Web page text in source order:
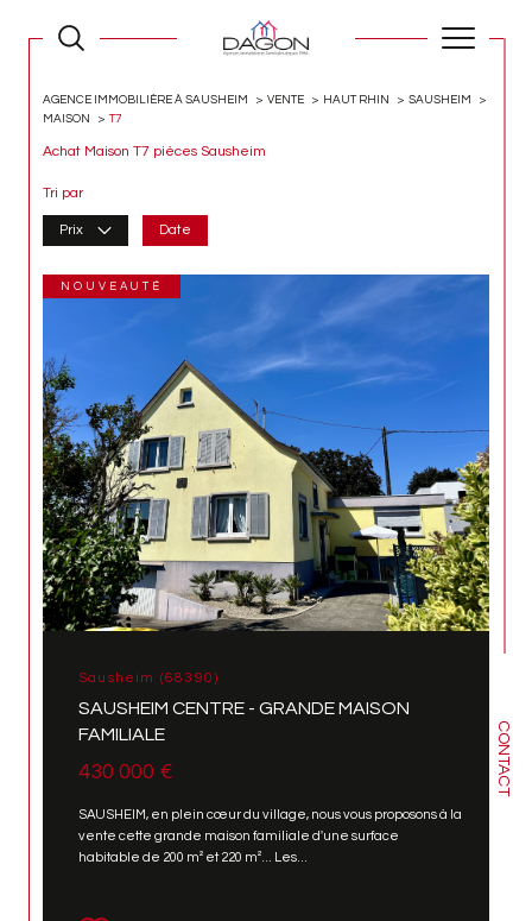
CONTACT
AGENCE IMMOBILIÈRE À SAUSHEIM VENTE HAUT RHIN
SAUSHEIM
MAISON
T7
Achat Maison T7 pièces Sausheim
Tri par
Prix Date
Sausheim (68390)
SAUSHEIM CENTRE - GRANDE MAISON
FAMILIALE
430 000 €
SAUSHEIM, en plein cœur du village, nous vous proposons à la
vente cette grande maison familiale d'une surface
habitable de 200 m² et 220 m²... Les...
NOUVEAUTÉ